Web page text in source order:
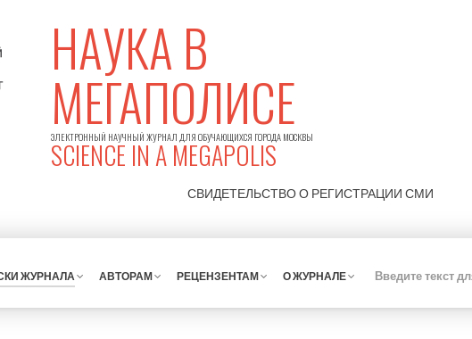
НАУКА В
МЕГАПОЛИСЕ
ЭЛЕКТРОННЫЙ НАУЧНЫЙ ЖУРНАЛ ДЛЯ ОБУЧАЮЩИХСЯ ГОРОДА МОСКВЫ
SCIENCE IN A MEGAPOLIS
СВИДЕТЕЛЬСТВО О РЕГИСТРАЦИИ СМИ
ЖУРНАЛА АВТОРАМ РЕЦЕНЗЕНТАМ О ЖУРНАЛЕ